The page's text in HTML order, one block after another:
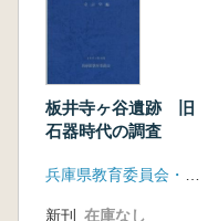
板井寺ヶ谷遺跡 旧
石器時代の調査
兵庫県教育委員会・兵庫県社会文化協会
新刊 在庫なし